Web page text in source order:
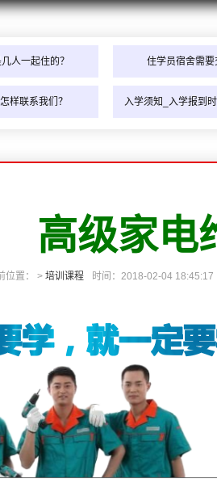
人一起住的？ 住学员宿舍需要
样联系我们？ 入学须知_入学报到
高级家电
位置： > 培训课程 时间：2018-02-04 18:45:17